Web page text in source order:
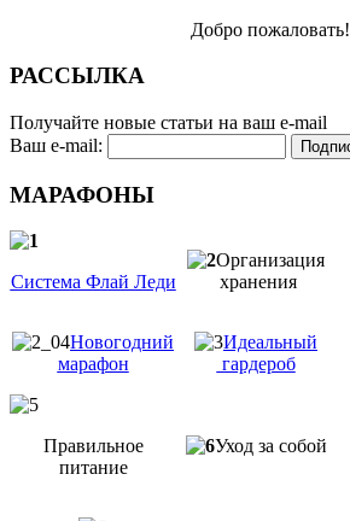
Добро пожаловать!
РАССЫЛКА
Получайте новые статьи на ваш e-mail
Ваш e-mail:
МАРАФОНЫ
Система Флай Леди
Организация
хранения
Новогодний
марафон
Идеальный
гардероб
Правильное
питание
Уход за собой